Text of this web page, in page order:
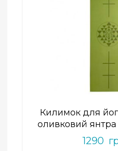
Килимок для
оливковий янтра
1290
Add to